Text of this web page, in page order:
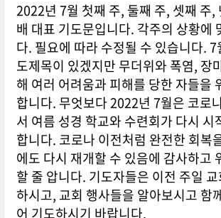
2022년 7월 첫째 주, 둘째 주, 셋째 주,
배 대표 기도문입니다. 각주의 상황에
다. 필요에 따라 수정될 수 있습니다. 7
도제목이 있겠지만 무더위와 폭염, 장
해 여러 어려움과 피해를 당한 자들을
합니다. 무엇보다 2022년 7월은 코로
서 여름 성경 학교와 수련회가 다시 시
합니다. 코로나 이전처럼 완전한 회복
에도 다시 재개할 수 있음에 감사하고
할 줄 압니다. 기도자들은 이전 주일
하시고, 교회 행사들을 알아보시고 함
어 기도하시기 바랍니다.